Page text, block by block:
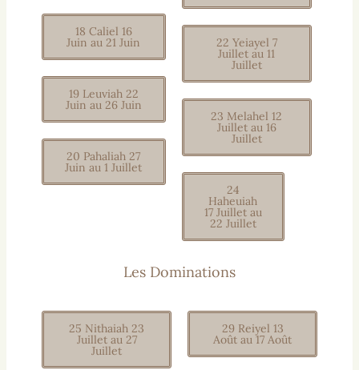
18 Caliel 16
Juin au 21 Juin
19 Leuviah 22
Juin au 26 Juin
20 Pahaliah 27
Juin au 1 Juillet
22 Yeiayel 7
Juillet au 11
Juillet
23 Melahel 12
Juillet au 16
Juillet
24
Haheuiah
17 Juillet au
22 Juillet
Les Dominations
25 Nithaiah 23
Juillet au 27
Juillet
29 Reiyel 13
Août au 17 Août